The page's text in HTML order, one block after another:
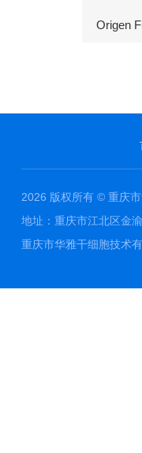
2026 版权所有 © 重庆
地址：重庆市江北区金
重庆市华雅干细胞技术